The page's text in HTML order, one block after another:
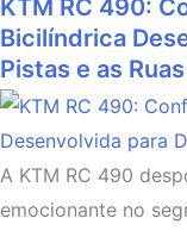
KTM RC 490:
Bicilíndrica
Pistas e as Ruas
A KTM RC 490
emocionante no